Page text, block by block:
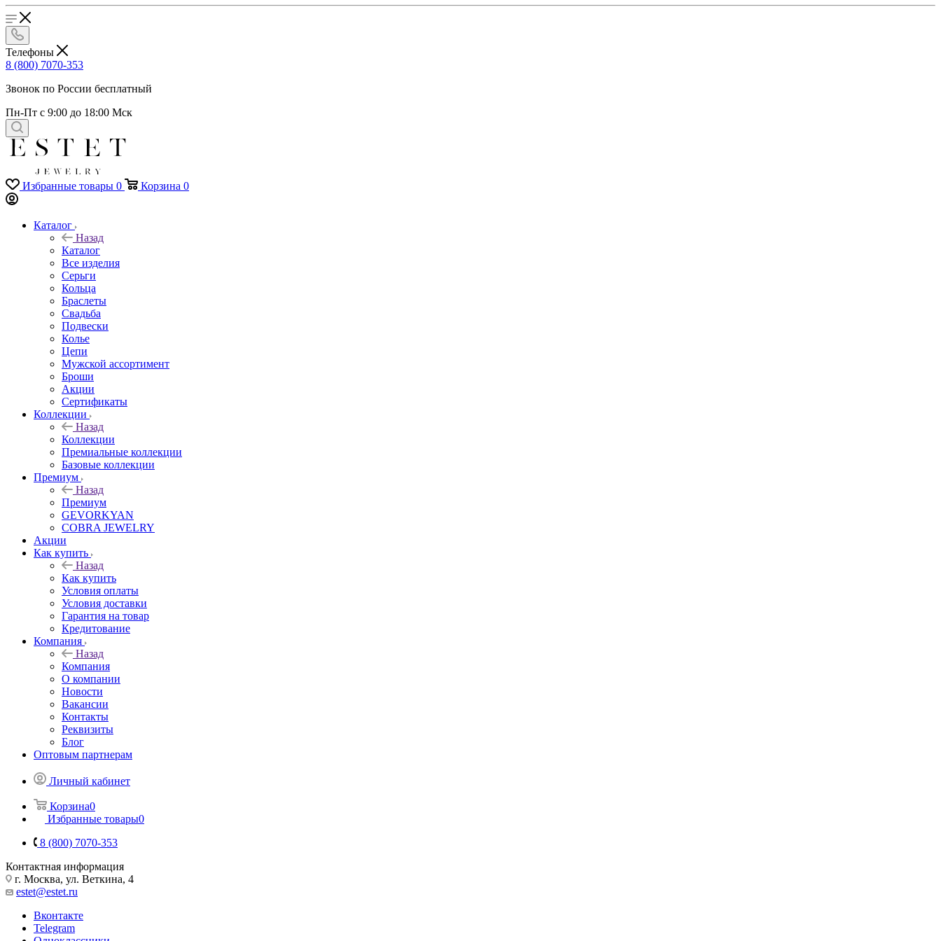
Телефоны
8 (800) 7070-353
Звонок по России бесплатный
Пн-Пт с 9:00 до 18:00 Мск
Избранные товары 0 Корзина 0
Каталог
Назад
Каталог
Все изделия
Серьги
Кольца
Браслеты
Свадьба
Подвески
Колье
Цепи
Мужской ассортимент
Броши
Акции
Сертификаты
Коллекции
Назад
Коллекции
Премиальные коллекции
Базовые коллекции
Премиум
Назад
Премиум
GEVORKYAN
COBRA JEWELRY
Акции
Как купить
Назад
Как купить
Условия оплаты
Условия доставки
Гарантия на товар
Кредитование
Компания
Назад
Компания
О компании
Новости
Вакансии
Контакты
Реквизиты
Блог
Оптовым партнерам
Личный кабинет
Корзина0
Избранные товары0
8 (800) 7070-353
Контактная информация
г. Москва, ул. Веткина, 4
estet@estet.ru
Вконтакте
Telegram